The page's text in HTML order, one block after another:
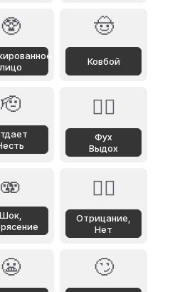
🥸
лицо
🤠
Ковбой
🫡 😮‍💨
Фух
Выдох
🫨
Шок,
🙂‍↔️
Отрицание,
Нет
😬 🙄